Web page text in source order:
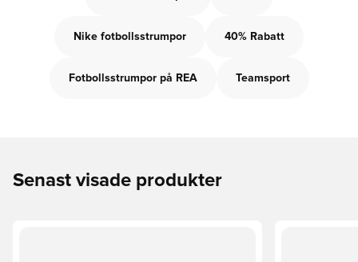
Nike fotbollsstrumpor 40% Rabatt
Fotbollsstrumpor på REA Teamsport
Senast visade produkter